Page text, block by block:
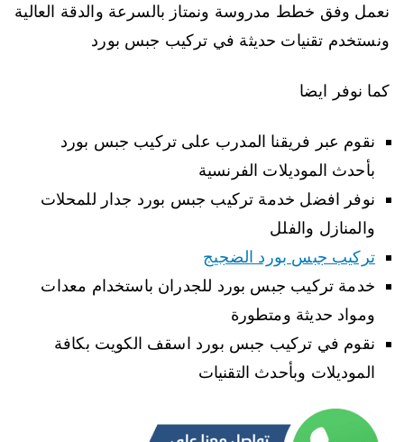
نعمل وفق خطط مدروسة ونمتاز بالسرعة والدقة العالية
ونستخدم تقنيات حديثة في تركيب جبس بورد
كما نوفر ايضا
نقوم عبر فريقنا المدرب على تركيب جبس بورد
بأحدث الموديلات الفرنسية
نوفر افضل خدمة تركيب جبس بورد جدار للمحلات
والمنازل والفلل
تركيب جبس بورد الضجيج
خدمة تركيب جبس بورد للجدران باستخدام معدات
ومواد حديثة ومتطورة
نقوم في تركيب جبس بورد اسقف الكويت بكافة
الموديلات وبأحدث التقنيات